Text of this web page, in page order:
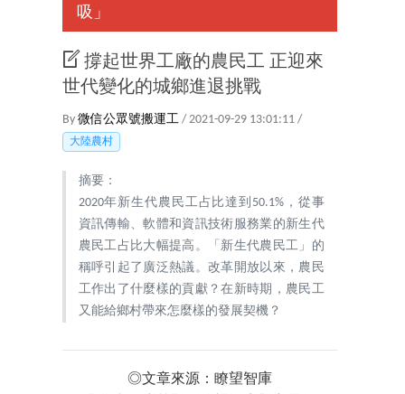
吸」
撐起世界工廠的農民工 正迎來
世代變化的城鄉進退挑戰
By 微信公眾號搬運工 / 2021-09-29 13:01:11 /
大陸農村
摘要：
2020年新生代農民工占比達到50.1%，從事
資訊傳輸、軟體和資訊技術服務業的新生代
農民工占比大幅提高。「新生代農民工」的
稱呼引起了廣泛熱議。改革開放以來，農民
工作出了什麼樣的貢獻？在新時期，農民工
又能給鄉村帶來怎麼樣的發展契機？
◎文章來源：瞭望智庫